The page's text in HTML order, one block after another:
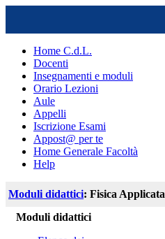
Home C.d.L.
Docenti
Insegnamenti e moduli
Orario Lezioni
Aule
Appelli
Iscrizione Esami
Appost@ per te
Home Generale Facoltà
Help
Moduli didattici: Fisica Applicata
Moduli didattici